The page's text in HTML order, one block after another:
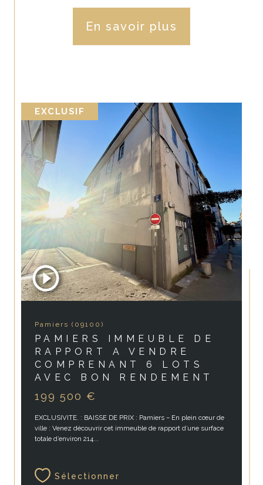
En savoir plus
Pamiers (09100)
PAMIERS IMMEUBLE DE
RAPPORT A VENDRE
COMPRENANT 6 LOTS
AVEC BON RENDEMENT
199 500 €
EXCLUSIVITE. : BAISSE DE PRIX : Pamiers – En plein cœur de
ville : Venez découvrir cet immeuble de rapport d’une surface
totale d’environ 214...
Sélectionner
EXCLUSIF